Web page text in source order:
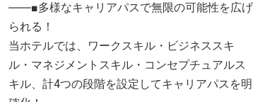
――■多様なキャリアパスで無限の可能性を広げ
られる！
当ホテルでは、ワークスキル・ビジネススキ
ル・マネジメントスキル・コンセプチュアルス
キル、計4つの段階を設定してキャリアパスを明